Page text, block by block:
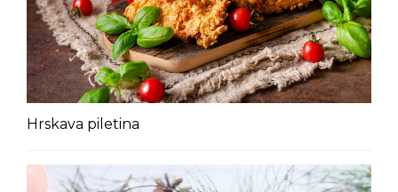
Hrskava piletina